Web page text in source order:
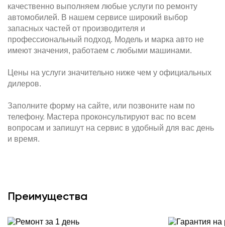
качественно выполняем любые услуги по ремонту
автомобилей. В нашем сервисе широкий выбор
запасных частей от производителя и
профессиональный подход. Модель и марка авто не
имеют значения, работаем с любыми машинами.
Цены на услуги значительно ниже чем у официальных
дилеров.
Заполните форму на сайте, или позвоните нам по
телефону. Мастера проконсультируют вас по всем
вопросам и запишут на сервис в удобный для вас день
и время.
Преимущества